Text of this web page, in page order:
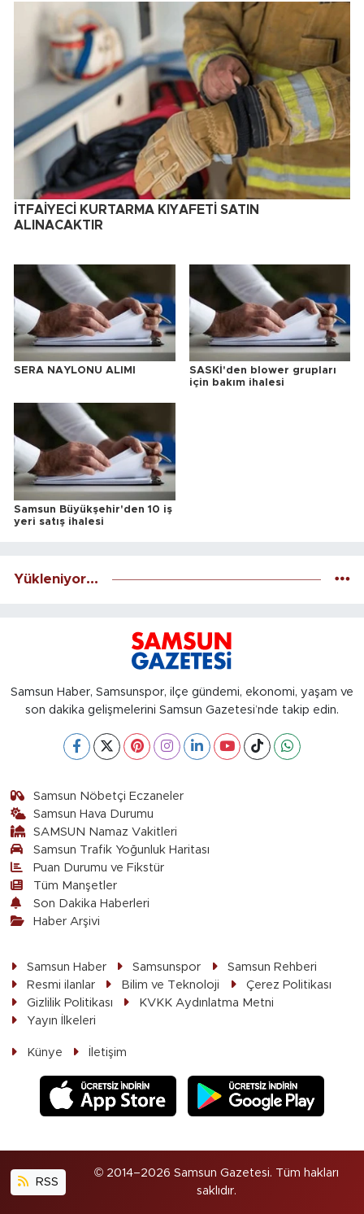
İTFAİYECİ KURTARMA KIYAFETİ SATIN
ALINACAKTIR
SERA NAYLONU ALIMI
SASKİ'den blower grupları
için bakım ihalesi
Samsun Büyükşehir'den 10 iş
yeri satış ihalesi
Yükleniyor...
Samsun Haber, Samsunspor, ilçe gündemi, ekonomi, yaşam ve
son dakika gelişmelerini Samsun Gazetesi’nde takip edin.
Samsun Nöbetçi Eczaneler
Samsun Hava Durumu
SAMSUN Namaz Vakitleri
Samsun Trafik Yoğunluk Haritası
Puan Durumu ve Fikstür
Tüm Manşetler
Son Dakika Haberleri
Haber Arşivi
Samsun Haber Samsunspor
Samsun Rehberi
Resmi ilanlar
Bilim ve Teknoloji
Çerez Politikası
Gizlilik Politikası
KVKK Aydınlatma Metni
Yayın İlkeleri
Künye İletişim
RSS
© 2014–2026 Samsun Gazetesi. Tüm hakları
saklıdır.